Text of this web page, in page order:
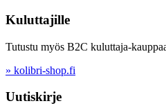
Kuluttajille
Tutustu myös B2C kuluttaja-
» kolibri-shop.fi
Uutiskirje